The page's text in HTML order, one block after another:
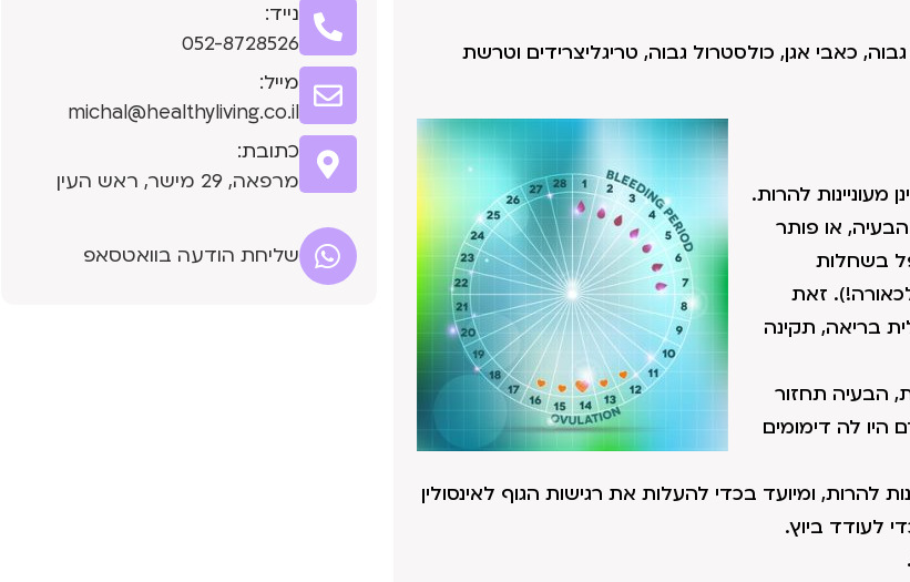
כאבי אגן, כולסטרול גבוה, טריגליצרידים וטרשת
מעוניינות להרות.
או פותר
בשחלות
זאת
בריאה, תקינה
הבעיה תחזור
היו לה דימומים
להרות, ומיועד בכדי להעלות את רגישות הגוף לאינסולין
לעודד ביוץ.
נייד:
052-8728526
מייל:
michal@healthyliving.co.il
כתובת:
מרפאה, 29 מישר, ראש העין
שליחת הודעה בוואטסאפ